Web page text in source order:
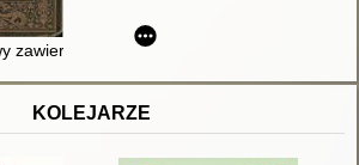
zawierający wyrazy z zakresu budowy,
KOLEJARZE